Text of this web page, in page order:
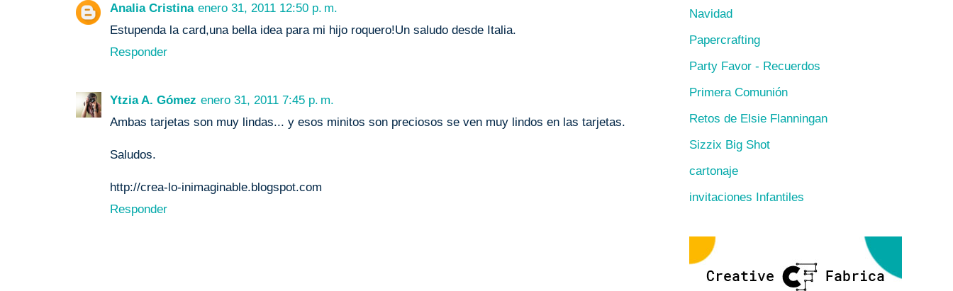
Analia Cristina enero 31, 2011 12:50 p. m.
Estupenda la card,una bella idea para mi hijo roquero!Un saludo desde Italia.
Responder
Ytzia A. Gómez enero 31, 2011 7:45 p. m.
Ambas tarjetas son muy lindas... y esos minitos son preciosos se ven muy lindos en las tarjetas.
Saludos.
http://crea-lo-inimaginable.blogspot.com
Responder
Navidad
Papercrafting
Party Favor - Recuerdos
Primera Comunión
Retos de Elsie Flanningan
Sizzix Big Shot
cartonaje
invitaciones Infantiles